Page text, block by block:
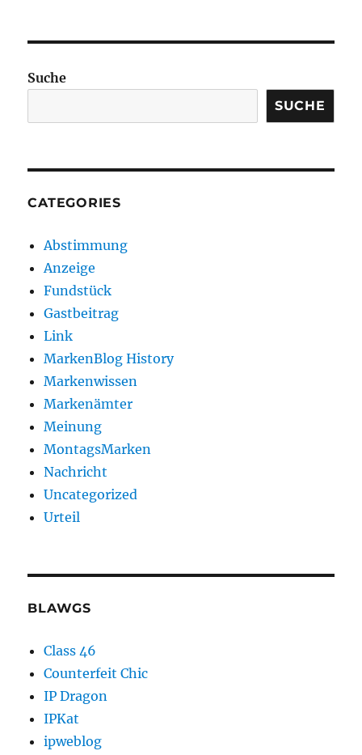
Suche
SUCHE
CATEGORIES
Abstimmung
Anzeige
Fundstück
Gastbeitrag
Link
MarkenBlog History
Markenwissen
Markenämter
Meinung
MontagsMarken
Nachricht
Uncategorized
Urteil
BLAWGS
Class 46
Counterfeit Chic
IP Dragon
IPKat
ipweblog